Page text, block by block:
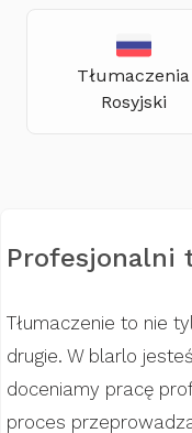
Tłumaczenia
Rosyjski
Profesjonalni
Tłumaczenie to nie
drugie. W blarlo
doceniamy pracę
proces